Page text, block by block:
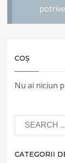
COȘ
Nu ai niciun
CATEGORII